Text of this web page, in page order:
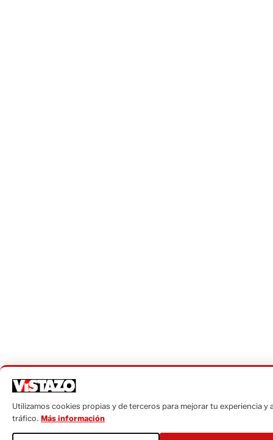
Utilizamos cookies propias y de terceros para mejorar tu experiencia y
tráfico. Más información